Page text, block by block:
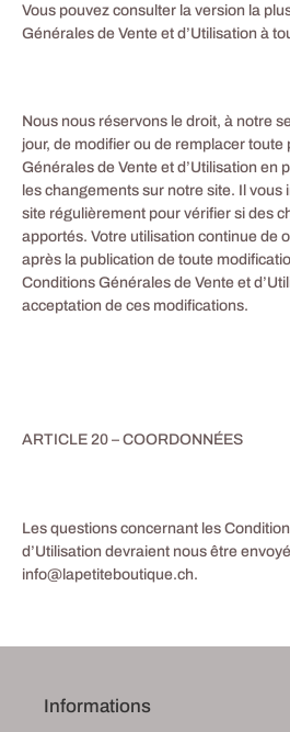
Vous pouvez consulter la version la
Générales de Vente et d’Utilisation à
Nous nous réservons le droit, à notre
jour, de modifier ou de remplacer
Générales de Vente et d’Utilisation en
les changements sur notre site. Il vous
site régulièrement pour vérifier si des
apportés. Votre utilisation continue de
après la publication de toute
Conditions Générales de Vente et
acceptation de ces modifications.
ARTICLE 20 – COORDONNÉES
Les questions concernant les
d’Utilisation devraient nous être
info@lapetiteboutique.ch.
Informations